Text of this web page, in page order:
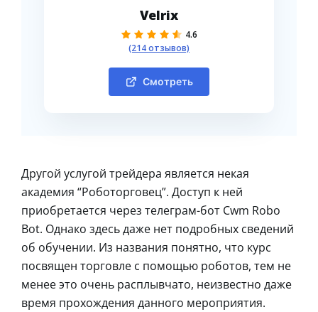
Velrix
4.6
(214 отзывов)
Смотреть
Другой услугой трейдера является некая
академия “Роботорговец”. Доступ к ней
приобретается через телеграм-бот Cwm Robo
Bot. Однако здесь даже нет подробных сведений
об обучении. Из названия понятно, что курс
посвящен торговле с помощью роботов, тем не
менее это очень расплывчато, неизвестно даже
время прохождения данного мероприятия.